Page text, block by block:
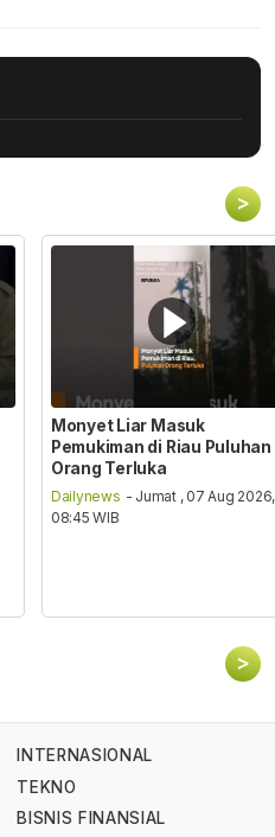
>
Monyet Liar Masuk
Pemukiman di Riau Puluhan
Orang Terluka
Dailynews - Jumat , 07 Aug 2026,
08:45 WIB
>
INTERNASIONAL
TEKNO
BISNIS FINANSIAL